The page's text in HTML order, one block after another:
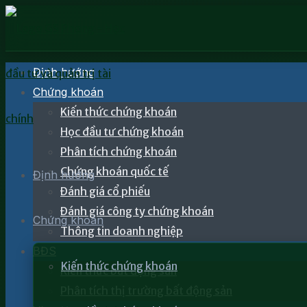
Định hướng
Chứng khoán
Kiến thức chứng khoán
Định hướng
Chứng khoán
Kiến thức chứng khoán
Học đầu tư chứng khoán
Phân tích chứng khoán
Chứng khoán quốc tế
Đánh giá cổ phiếu
Đánh giá công ty chứng khoán
Thông tin doanh nghiệp
BĐS
Kiến thức bất động sản